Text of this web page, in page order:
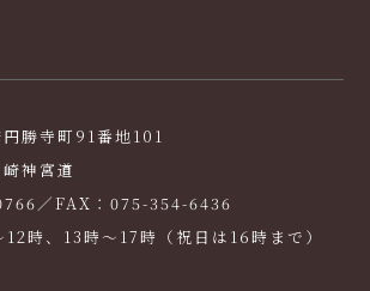
勝寺町91番地101
神宮道
／FAX：075-354-6436
時、13時～17時（祝日は16時まで）